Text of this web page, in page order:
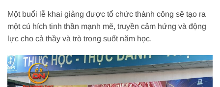
Một buổi lễ khai giảng được tổ chức thành công sẽ tạo ra
một cú hích tinh thần mạnh mẽ, truyền cảm hứng và động
lực cho cả thầy và trò trong suốt năm học.